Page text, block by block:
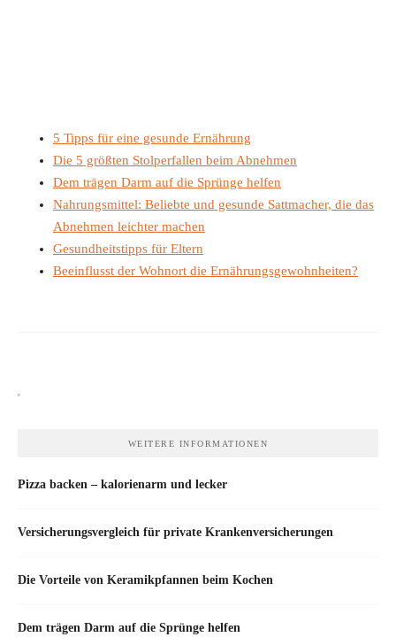
5 Tipps für eine gesunde Ernährung
Die 5 größten Stolperfallen beim Abnehmen
Dem trägen Darm auf die Sprünge helfen
Nahrungsmittel: Beliebte und gesunde Sattmacher, die das
Abnehmen leichter machen
Gesundheitstipps für Eltern
Beeinflusst der Wohnort die Ernährungsgewohnheiten?
WEITERE INFORMATIONEN
Pizza backen – kalorienarm und lecker
Versicherungsvergleich für private Krankenversicherungen
Die Vorteile von Keramikpfannen beim Kochen
Dem trägen Darm auf die Sprünge helfen